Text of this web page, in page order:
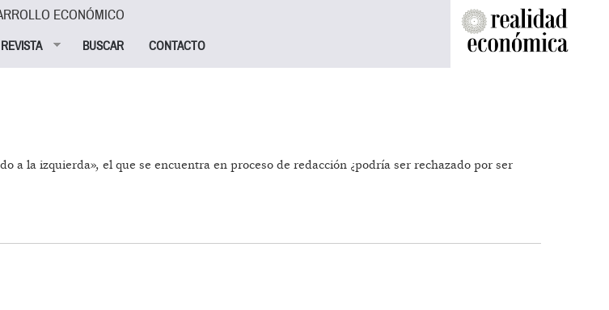
ECONÓMICO
REVISTA BUSCAR CONTACTO
a la izquierda», el que se encuentra en proceso de redacción ¿podría ser rechazado por ser